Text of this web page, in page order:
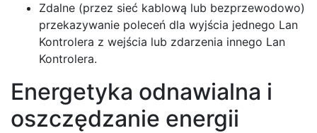
Zdalne (przez sieć kablową lub bezprzewodowo)
przekazywanie poleceń dla wyjścia jednego Lan
Kontrolera z wejścia lub zdarzenia innego Lan
Kontrolera.
Energetyka odnawialna i
oszczędzanie energii